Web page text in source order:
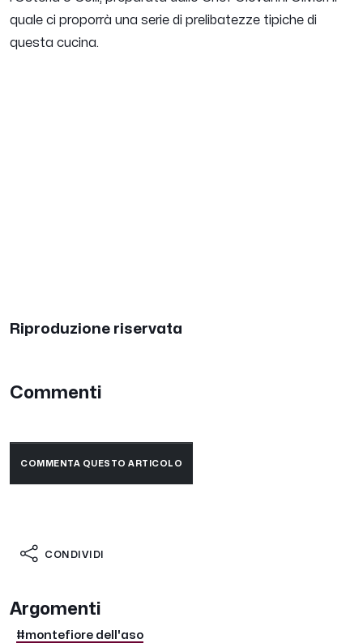
quale ci proporrà una serie di prelibatezze tipiche di
questa cucina.
Riproduzione riservata
Commenti
COMMENTA QUESTO ARTICOLO
CONDIVIDI
Argomenti
#montefiore dell'aso